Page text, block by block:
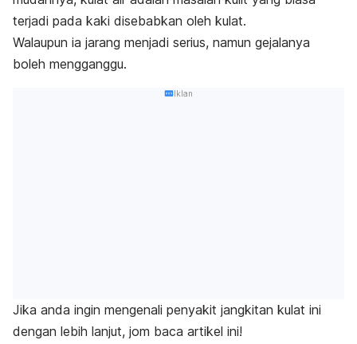
terjadi pada kaki disebabkan oleh kulat.
Walaupun ia jarang menjadi serius, namun gejalanya
boleh mengganggu.
Iklan
Jika anda ingin mengenali penyakit jangkitan kulat ini
dengan lebih lanjut, jom baca artikel ini!